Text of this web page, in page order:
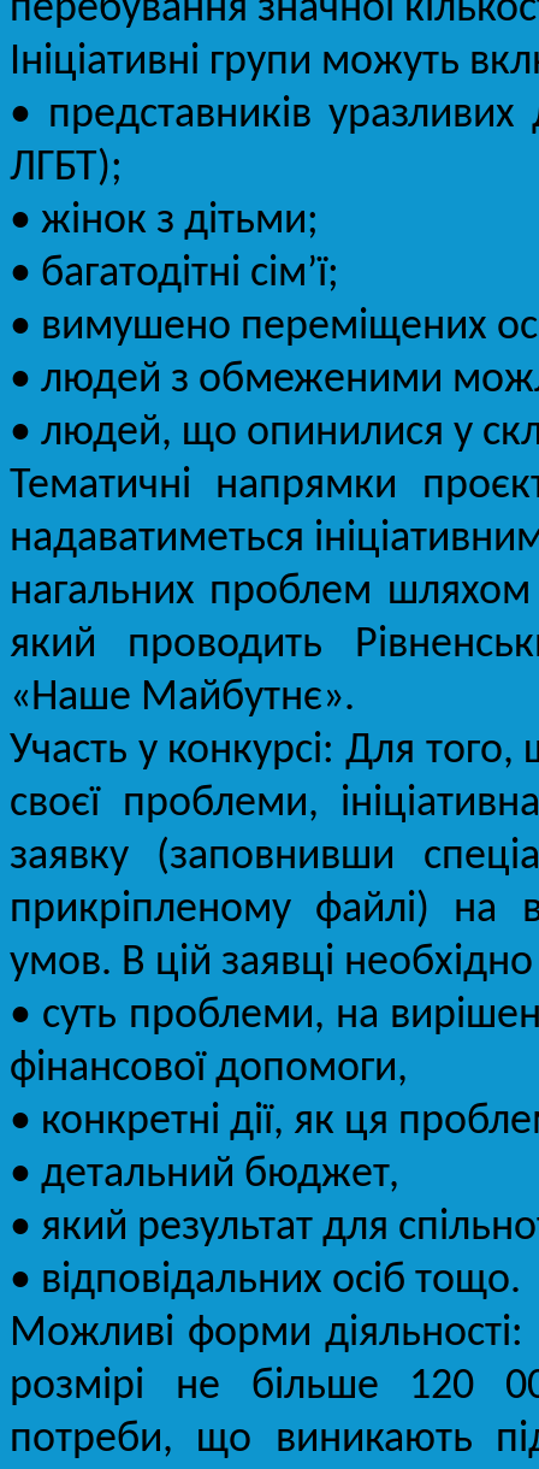
перебування значної
Ініціативні групи можуть
• представників
ЛГБТ);
• жінок з дітьми;
• багатодітні сім’ї;
• вимушено переміщених
• людей з обмеженими
• людей, що опинилися у
Тематичні напрямки
надаватиметься
нагальних проблем шляхом
який проводить
«Наше Майбутнє».
Участь у конкурсі: Для
своєї проблеми,
заявку (заповнивши
прикріпленому файлі) на
умов. В цій заявці
• суть проблеми, на
фінансової допомоги,
• конкретні дії, як ця
• детальний бюджет,
• який результат для
• відповідальних осіб тощо.
Можливі форми діяльності:
розмірі не більше 120
потреби, що виникають